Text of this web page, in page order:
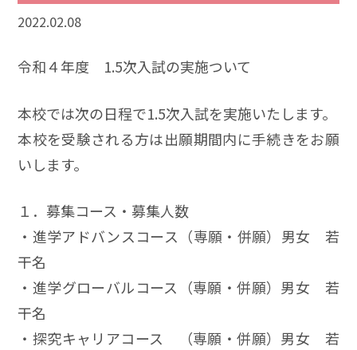
2022.02.08
令和４年度 1.5次入試の実施ついて
本校では次の日程で1.5次入試を実施いたします。
本校を受験される方は出願期間内に手続きをお願
いします。
１．募集コース・募集人数
・進学アドバンスコース（専願・併願）男女 若
干名
・進学グローバルコース（専願・併願）男女 若
干名
・探究キャリアコース （専願・併願）男女 若